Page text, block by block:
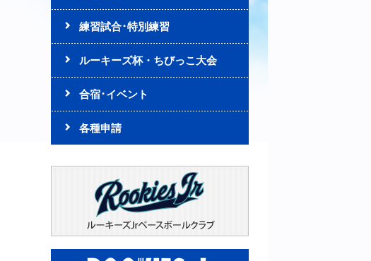
練習試合･特別練習
ルーキーズ杯・ちびっこ大会
合宿･イベント
各種申請